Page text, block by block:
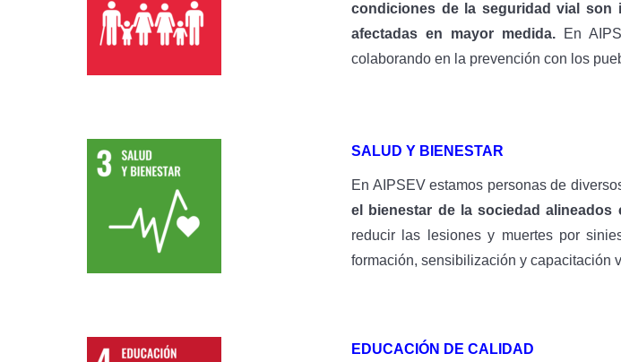
condiciones de la seguridad vial son
afectadas en mayor medida. En
colaborando en la prevención con los
SALUD Y BIENESTAR
En AIPSEV estamos personas de
el bienestar de la sociedad alineados
reducir las lesiones y muertes por
formación, sensibilización y capacitación
EDUCACIÓN DE CALIDAD